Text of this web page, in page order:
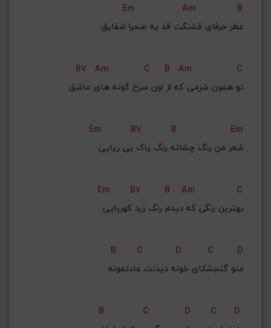
Em Am
B
عطر حرفای قشنگت قد یه صحرا شقایق
B7 Am C B Am
C
تو همون شرمی که از اون سرخ گونه های عاشق
Em B7 B
Em
شعر من رنگ چشاته رنگ پاک بی ریایی
Em B7 B Am
C
بهترین رنگی که دیدم رنگ زرد کهربایی
B C D C
D
منو گنجشکای خونه دیدنت عادتمونه
B C D C
D